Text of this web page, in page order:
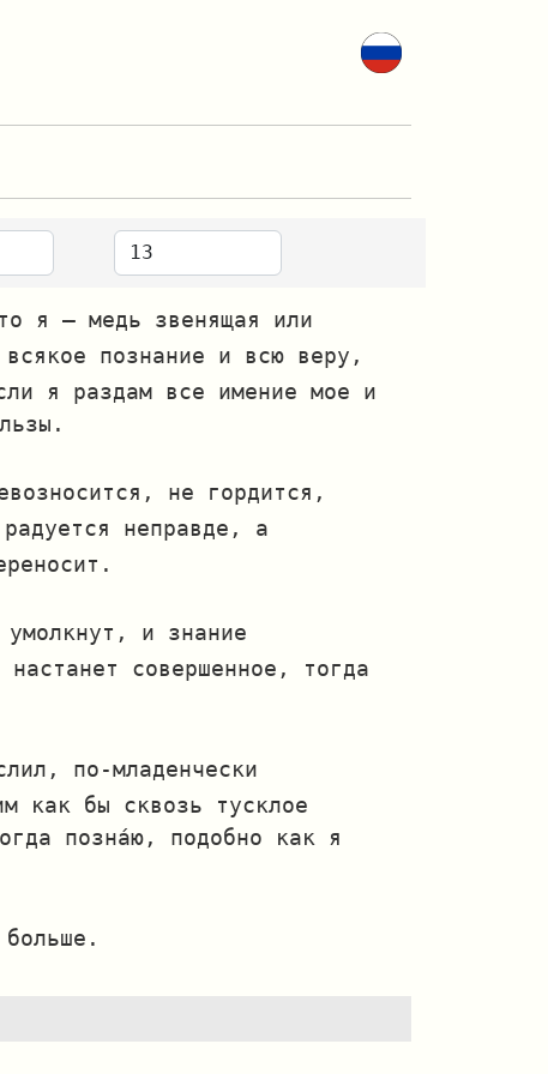
я — медь звенящая или
познание и всю веру,
я раздам все имение мое и
не гордится,
неправде, а
и знание
настанет совершенное, тогда
по‐младенчески
как бы сквозь тусклое
позна́ю, подобно как я